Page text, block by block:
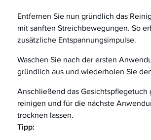
Entfernen Sie nun gründlich das
mit sanften Streichbewegungen. So
zusätzliche Entspannungsimpulse.
Waschen Sie nach der ersten
gründlich aus und wiederholen Sie
Anschließend das Gesichtspflegetuch
reinigen und für die nächste
trocknen lassen.
Tipp: